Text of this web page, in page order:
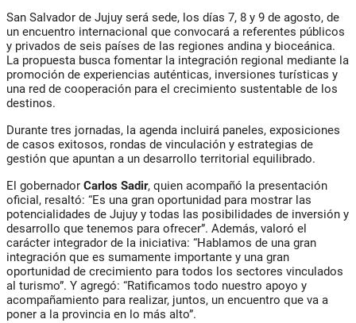
San Salvador de Jujuy será sede, los días 7, 8 y 9 de agosto, de
un encuentro internacional que convocará a referentes públicos
y privados de seis países de las regiones andina y bioceánica.
La propuesta busca fomentar la integración regional mediante la
promoción de experiencias auténticas, inversiones turísticas y
una red de cooperación para el crecimiento sustentable de los
destinos.
Durante tres jornadas, la agenda incluirá paneles, exposiciones
de casos exitosos, rondas de vinculación y estrategias de
gestión que apuntan a un desarrollo territorial equilibrado.
El gobernador Carlos Sadir, quien acompañó la presentación
oficial, resaltó: “Es una gran oportunidad para mostrar las
potencialidades de Jujuy y todas las posibilidades de inversión y
desarrollo que tenemos para ofrecer”. Además, valoró el
carácter integrador de la iniciativa: “Hablamos de una gran
integración que es sumamente importante y una gran
oportunidad de crecimiento para todos los sectores vinculados
al turismo”. Y agregó: “Ratificamos todo nuestro apoyo y
acompañamiento para realizar, juntos, un encuentro que va a
poner a la provincia en lo más alto”.